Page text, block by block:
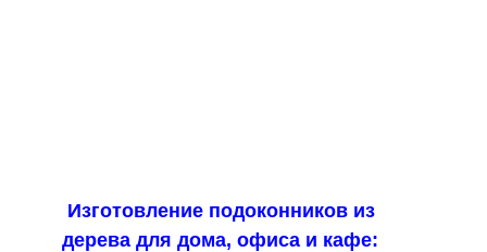
Изготовление подоконников из
дерева для дома, офиса и кафе: